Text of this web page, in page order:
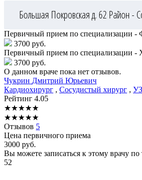
Большая Покровская д. 62 Район -
Первичный прием по специализации -
3700 руб.
Первичный прием по специализации -
3700 руб.
О данном враче пока нет отзывов.
Чукрин Дмитрий Юрьевич
Кардиохирург , Сосудистый хирург ,
Рейтинг 4.05
★★★★★
★★★★★
Отзывов 5
Цена первичного приема
3000 руб.
Вы можете записаться к этому врачу по
52